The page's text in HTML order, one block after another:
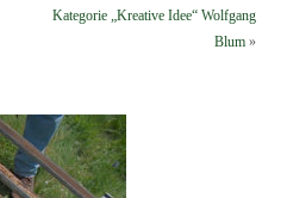
Kategorie „Kreative Idee“ Wolfgang
Blum»